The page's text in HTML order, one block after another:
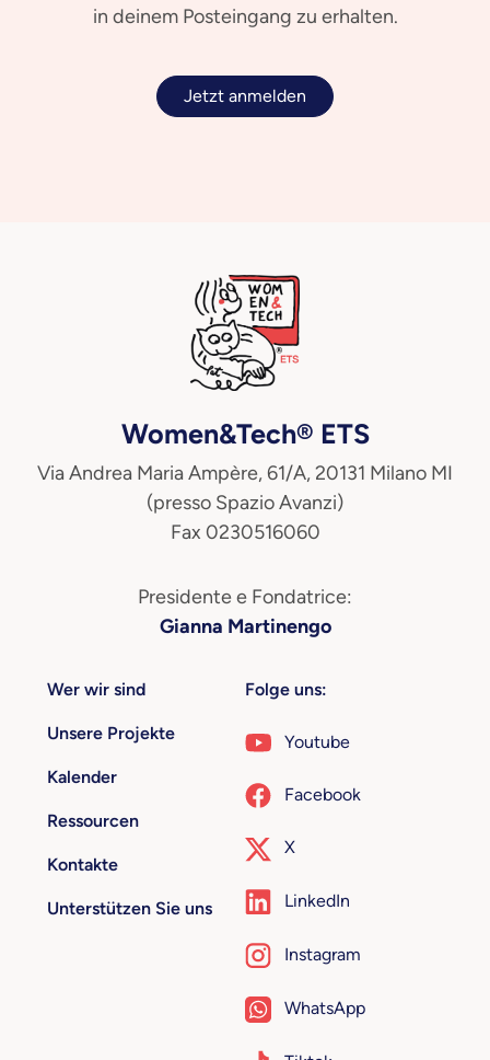
in deinem Posteingang zu erhalten.
Jetzt anmelden
Women&Tech® ETS
Via Andrea Maria Ampère, 61/A, 20131 Milano MI
(presso Spazio Avanzi)
Fax 0230516060
Presidente e Fondatrice:
Gianna Martinengo
Wer wir sind
Unsere Projekte
Kalender
Ressourcen
Kontakte
Unterstützen Sie uns
Folge uns:
Youtube
Facebook
X
LinkedIn
Instagram
WhatsApp